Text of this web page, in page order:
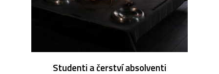
Studenti a čerství absolventi